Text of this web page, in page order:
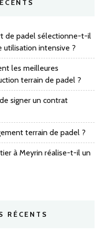
de padel sélectionne-t-il
utilisation intensive ?
les meilleures
terrain de padel ?
signer un contrat
terrain de padel ?
à Meyrin réalise-t-il un
RÉCENTS